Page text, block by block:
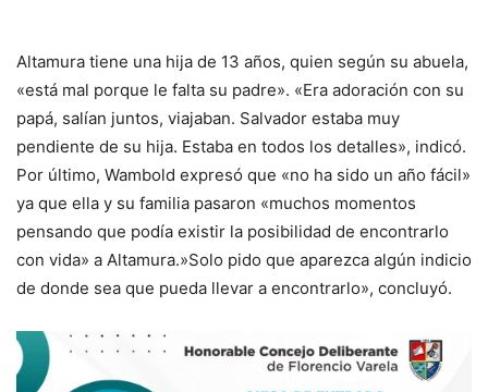
Altamura tiene una hija de 13 años, quien según su abuela,
«está mal porque le falta su padre». «Era adoración con su
papá, salían juntos, viajaban. Salvador estaba muy
pendiente de su hija. Estaba en todos los detalles», indicó.
Por último, Wambold expresó que «no ha sido un año fácil»
ya que ella y su familia pasaron «muchos momentos
pensando que podía existir la posibilidad de encontrarlo
con vida» a Altamura.»Solo pido que aparezca algún indicio
de donde sea que pueda llevar a encontrarlo», concluyó.